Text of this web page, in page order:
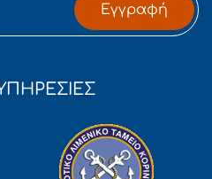
Εγγραφή